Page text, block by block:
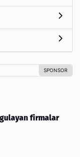
firmalar